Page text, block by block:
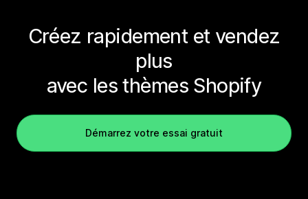
Créez rapidement et vendez
plus
avec les thèmes Shopify
Démarrez votre essai gratuit